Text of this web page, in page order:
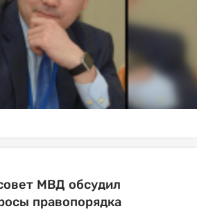
МВД обсудил
правопорядка